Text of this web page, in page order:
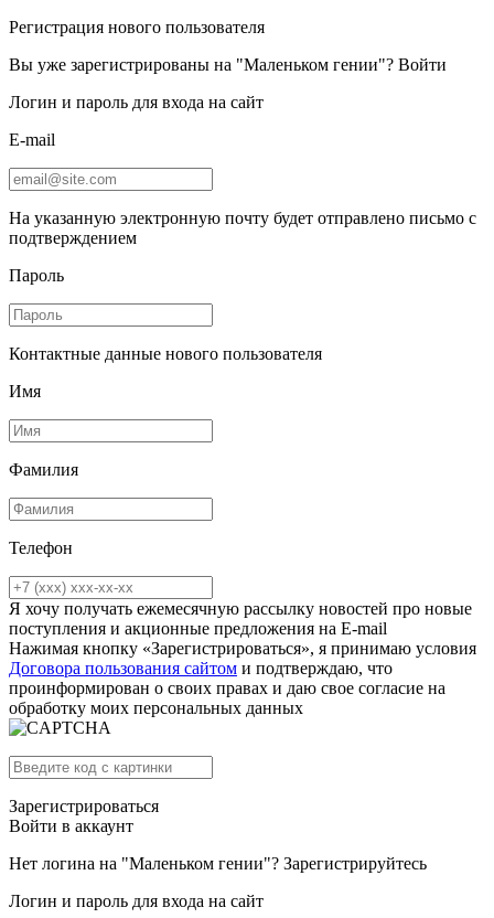
Регистрация нового пользователя
Вы уже зарегистрированы на "Маленьком гении"? Войти
Логин и пароль для входа на сайт
E-mail
На указанную электронную почту будет отправлено письмо с
подтверждением
Пароль
Контактные данные нового пользователя
Имя
Фамилия
Телефон
Я хочу получать ежемесячную рассылку новостей про новые
поступления и акционные предложения на E-mail
Нажимая кнопку «Зарегистрироваться», я принимаю условия
Договора пользования сайтом и подтверждаю, что
проинформирован о своих правах и даю свое согласие на
обработку моих персональных данных
Зарегистрироваться
Войти в аккаунт
Нет логина на "Маленьком гении"? Зарегистрируйтесь
Логин и пароль для входа на сайт